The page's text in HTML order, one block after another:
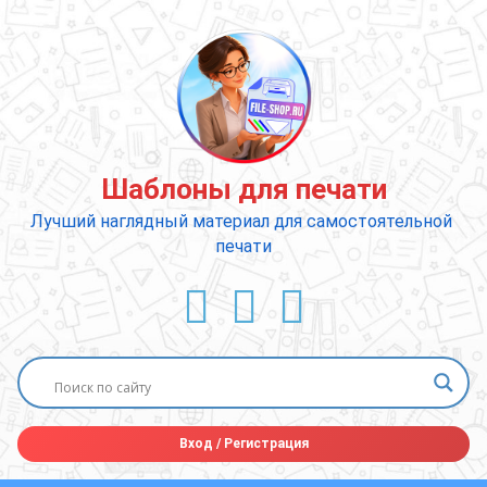
содержимому
Шаблоны для печати
Лучший наглядный материал для самостоятельной
печати
ВКонтакте
YouTube
E-mail
Вход /Регистрация